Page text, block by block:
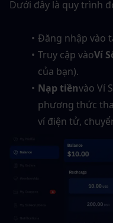
Dưới đây là quy trình
Đăng nhập vào
Truy cập vàoVí
của bạn).
Nạp tiềnvào Ví
phương thức
ví điện tử,